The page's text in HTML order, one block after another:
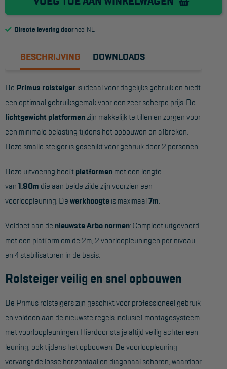
Reddingsmiddelen
CombiDeals
MAATWERK
VERHUUR
Steigers
Rolsteigers
Schilderstellingen
Gevelsteigers
Steiger overkapping
Hangbruginstallaties
Gevelrenovatie
Industrieel onderhoud
Telescoop hoogwerkers
Knikarmhoogwerkers
Directe levering doorheel NL
BESCHRIJVING DOWNLOADS
De Primus rolsteiger is ideaal voor dagelijks gebruik en biedt
een optimaal gebruiksgemak voor een zeer scherpe prijs. De
lichtgewicht platformenzijn makkelijk te tillen en zorgen voor
een minimale belasting tijdens het opbouwen en afbreken.
Deze smalle steiger is geschikt voor gebruik door 2 personen.
Deze uitvoering heeft platformen met een lengte
van 1,90m die aan beide zijde zijn voorzien een
voorloopleuning. De werkhoogte is maximaal 7m
Voldoet aan de nieuwste Arbo normen: Compleet uitgevoerd
met een platform om de 2m, 2 voorloopleuningen per niveau
en 4 stabilisatoren in de basis.
Rolsteiger veilig en snel opbouwen
De Primus rolsteigers zijn geschikt voor professioneel gebruik
en voldoen aan de nieuwste regels inclusief montagesysteem
met voorloopleuningen. Hierdoor sta je altijd veilig achter een
leuning, ook tijdens het opbouwen. De voorloopleuning
vervangt de losse horizontaal en diagonaal schoren, waardoor